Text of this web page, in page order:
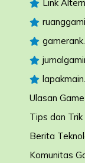
Link
Ulasan Game
Tips dan Trik
Berita
Komunitas